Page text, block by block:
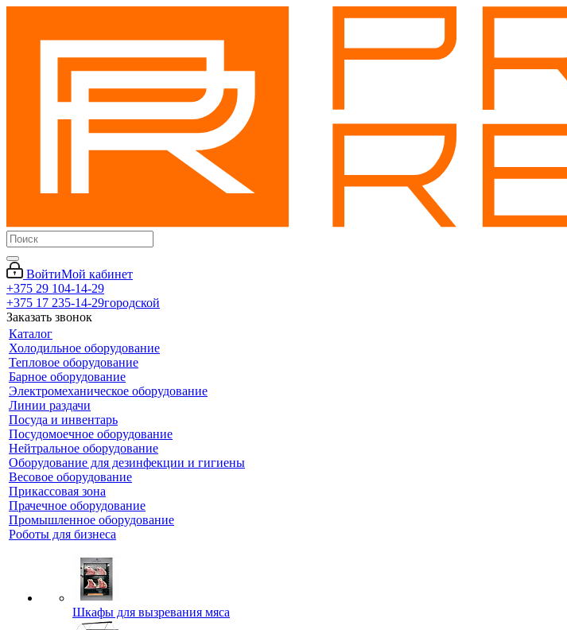
ВойтиМой кабинет
+375 29 104-14-29
+375 17 235-14-29городской
Заказать звонок
Каталог
Холодильное оборудование
Тепловое оборудование
Барное оборудование
Электромеханическое оборудование
Линии раздачи
Посуда и инвентарь
Посудомоечное оборудование
Нейтральное оборудование
Оборудование для дезинфекции и гигиены
Весовое оборудование
Прикассовая зона
Прачечное оборудование
Промышленное оборудование
Роботы для бизнеса
Шкафы для вызревания мяса